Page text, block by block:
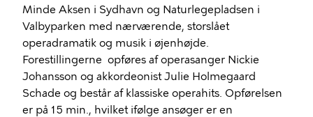
Minde Aksen i Sydhavn og Naturlegepladsen i
Valbyparken med nærværende, storslået
operadramatik og musik i øjenhøjde.
Forestillingerne opføres af operasanger Nickie
Johansson og akkordeonist Julie Holmegaard
Schade og består af klassiske operahits. Opførelsen
er på 15 min., hvilket ifølge ansøger er en